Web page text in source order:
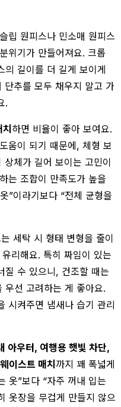
립 원피스나 민소매 원피스
위기가 만들어져요. 크롭
의 길이를 더 길게 보이게
단추를 모두 채우지 말고 가
.
하면 비율이 좋아 보여요.
움이 되기 때문에, 체형 보
체가 길어 보이는 고민이
는 조합이 만족도가 높을
”이라기보다 “전체 균형을
세탁 시 형태 변형을 줄이
리해요. 특히 짜임이 있는
질 수 있으니, 건조할 때는
우선 고려하는 게 좋아요.
시켜주면 냄새나 습기 관리
아우터, 여행용 햇빛 차단,
이스트 매치까지 꽤 폭넓게
옷”보다 “자주 꺼내 입는
옷장을 무겁게 만들지 않으